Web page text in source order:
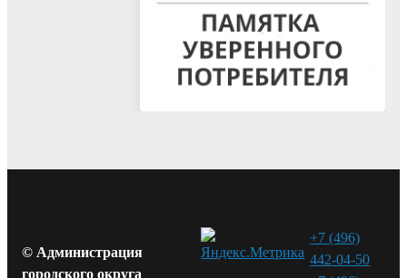
© Администрация
городского округа
+7 (496)
442-04-50